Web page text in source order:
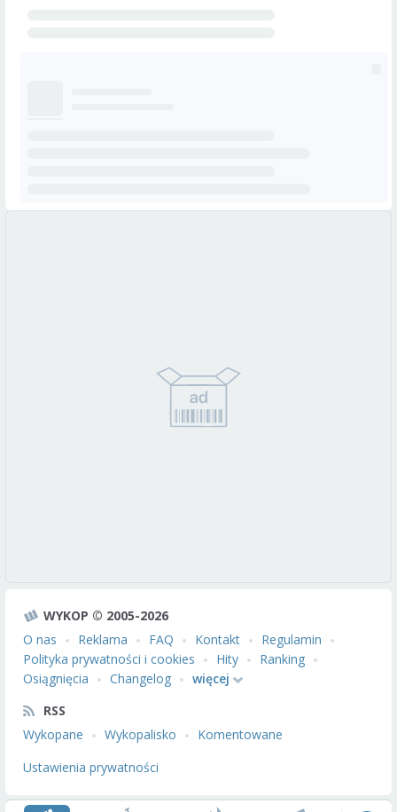
WYKOP © 2005-2026
O nas
Reklama FAQ Kontakt
Regulamin
Polityka prywatności i cookies
Hity
Ranking
Osiągnięcia
Changelog
więcej
RSS
Wykopane
Wykopalisko
Komentowane
Ustawienia prywatności